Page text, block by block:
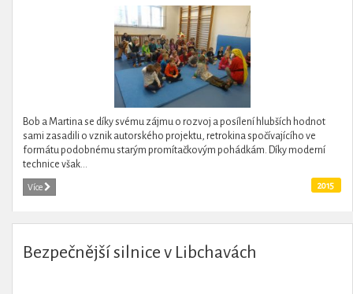
Bob a Martina se díky svému zájmu o rozvoj a posílení hlubších hodnot
sami zasadili o vznik autorského projektu, retrokina spočívajícího ve
formátu podobnému starým promítačkovým pohádkám. Díky moderní
technice však...
Více 2015
Bezpečnější silnice v Libchavách